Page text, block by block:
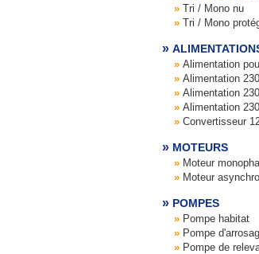
Tri / Mono nu
Tri / Mono
Alimentation
Alimentation
Alimentation
Alimentation
Convertisseur
MOTEURS
Moteur
Moteur
POMPES
Pompe habitat
Pompe
Pompe de